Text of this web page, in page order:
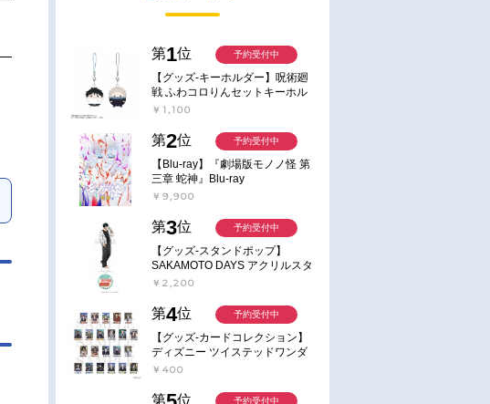
第1位
【グッズ-キーホルダー】呪術廻
戦 ふわコロりんセットキーホル
ダー【アニメイト特典付】
￥1,100
予約受付中
第2位
【Blu-ray】『劇場版モノノ怪 第
三章 蛇神』Blu-ray
￥9,900
予約受付中
第3位
【グッズ-スタンドポップ】
SAKAMOTO DAYS アクリルスタ
ンド～Sunny Afternoon～ 4.南雲
￥2,200
予約受付中
第4位
【グッズ-カードコレクション】
ディズニー ツイステッドワンダ
ーランド ランダムカードコレク
￥400
予約受付中
第 位 予約受付中